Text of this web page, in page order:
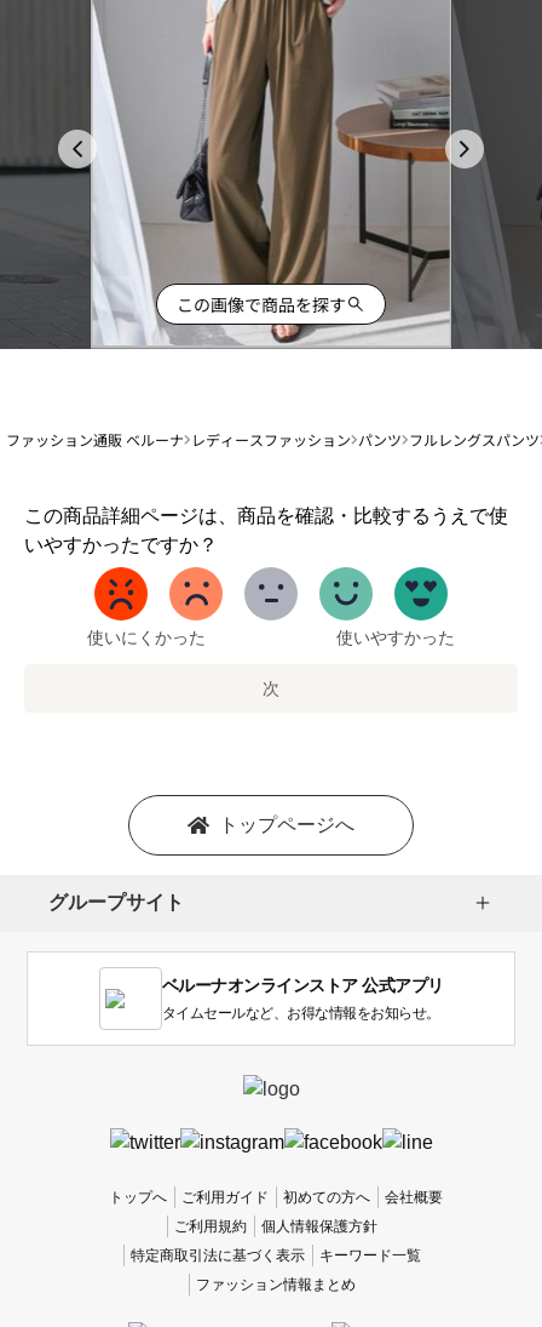
この画像で商品を探す
ファッション通販 ベルーナ レディースファッション パンツ フルレングスパンツ
この商品詳細ページは、商品を確認・比較するうえで使
いやすかったですか？
1
か
い
使いにくかった 使いやすかった
次
トップページへ
グループサイト
ベルーナオンラインストア 公式アプリ
タイムセールなど、お得な情報をお知らせ。
トップへ ご利用ガイド 初めての方へ
会社概要
ご利用規約
個人情報保護方針
特定商取引法に基づく表示
キーワード一覧
ファッション情報まとめ